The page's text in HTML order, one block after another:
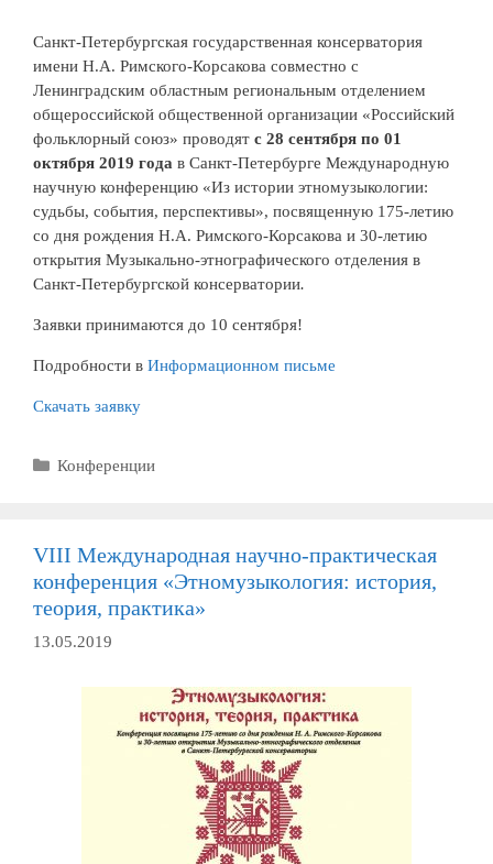
Санкт-Петербургская государственная консерватория
имени Н.А. Римского-Корсакова совместно с
Ленинградским областным региональным отделением
общероссийской общественной организации «Российский
фольклорный союз» проводят c 28 сентября по 01
октября 2019 года в Санкт-Петербурге Международную
научную конференцию «Из истории этномузыкологии:
судьбы, события, перспективы», посвященную 175-летию
со дня рождения Н.А. Римского-Корсакова и 30-летию
открытия Музыкально-этнографического отделения в
Санкт-Петербургской консерватории.
Заявки принимаются до 10 сентября!
Подробности в Информационном письме
Скачать заявку
Рубрики
Конференции
VIII Международная научно-практическая
конференция «Этномузыкология: история,
теория, практика»
13.05.2019